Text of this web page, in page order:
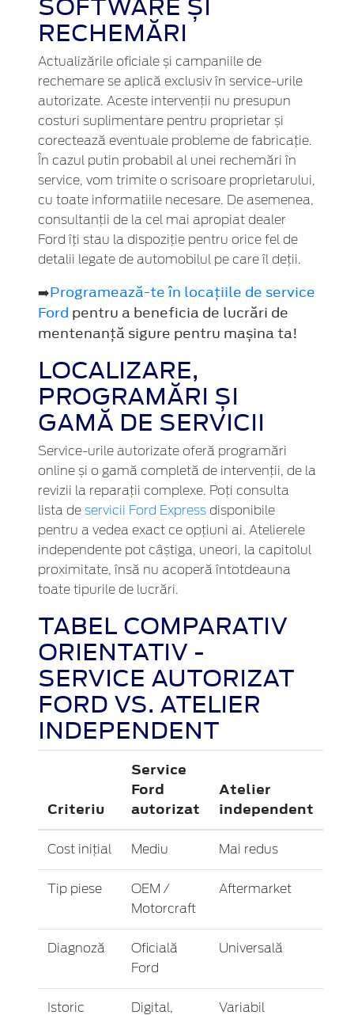
RECHEMĂRI
Actualizările oficiale și campaniile de
rechemare se aplică exclusiv în service-urile
autorizate. Aceste intervenții nu presupun
costuri suplimentare pentru proprietar și
corectează eventuale probleme de fabricație.
În cazul putin probabil al unei rechemări în
service, vom trimite o scrisoare proprietarului,
cu toate informatiile necesare. De asemenea,
consultanții de la cel mai apropiat dealer
Ford îți stau la dispoziție pentru orice fel de
detalii legate de automobilul pe care îl deții.
➡️Programează-te în locațiile de service
Ford pentru a beneficia de lucrări de
mentenanță sigure pentru mașina ta!
LOCALIZARE,
PROGRAMĂRI ȘI
GAMĂ DE SERVICII
Service-urile autorizate oferă programări
online și o gamă completă de intervenții, de la
revizii la reparații complexe. Poți consulta
lista de servicii Ford Express disponibile
pentru a vedea exact ce opțiuni ai. Atelierele
independente pot câștiga, uneori, la capitolul
proximitate, însă nu acoperă întotdeauna
toate tipurile de lucrări.
TABEL COMPARATIV
ORIENTATIV -
SERVICE AUTORIZAT
FORD VS. ATELIER
INDEPENDENT
Criteriu
Service
Ford
autorizat
Atelier
independent
Cost inițial Mediu Mai redus
Tip piese
OEM /
Motorcraft
Aftermarket
Diagnoză
Oficială
Ford
Universală
Istoric
Digital,
Variabil